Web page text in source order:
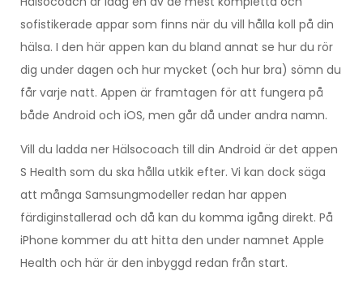
sofistikerade appar som finns när du vill hålla koll på din
hälsa. I den här appen kan du bland annat se hur du rör
dig under dagen och hur mycket (och hur bra) sömn du
får varje natt. Appen är framtagen för att fungera på
både Android och iOS, men går då under andra namn.
Vill du ladda ner Hälsocoach till din Android är det appen
S Health som du ska hålla utkik efter. Vi kan dock säga
att många Samsungmodeller redan har appen
färdiginstallerad och då kan du komma igång direkt. På
iPhone kommer du att hitta den under namnet Apple
Health och här är den inbyggd redan från start.